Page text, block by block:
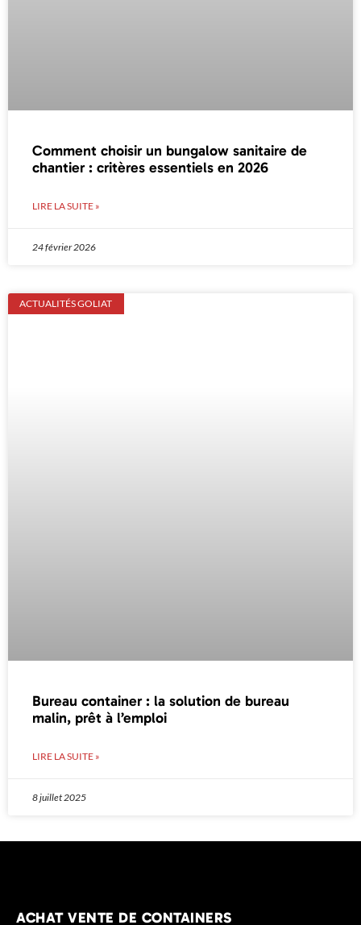
Comment choisir un bungalow sanitaire de
chantier : critères essentiels en 2026
LIRE LA SUITE »
24 février 2026
ACTUALITÉS GOLIAT
Bureau container : la solution de bureau
malin, prêt à l’emploi
LIRE LA SUITE »
8 juillet 2025
ACHAT VENTE DE CONTAINERS